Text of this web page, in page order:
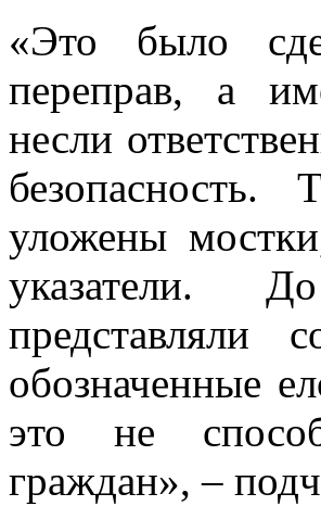
«Это было
переправ, а
несли
уложены
указатели.
представляли
обозначенные
это не
граждан», –